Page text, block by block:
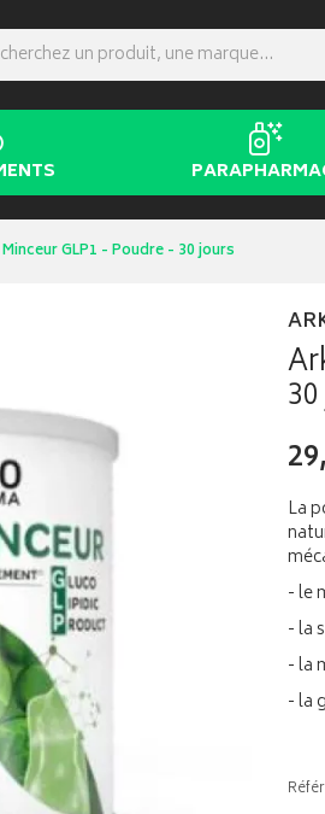
GLP1 - Poudre - 30 jours
La
- le
- la
- la
- la